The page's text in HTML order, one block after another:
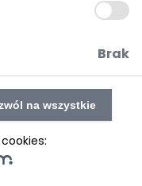
Brak
na wszystkie